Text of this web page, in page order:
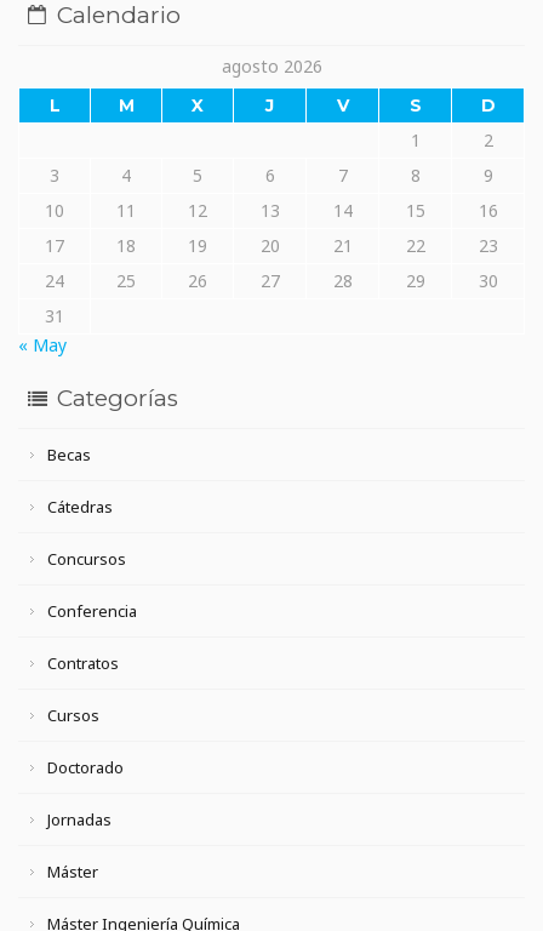
Calendario
agosto 2026
L M X J V S D
1
2
3
4 5 6 7 8
9
10
11 12 13 14 15
16
17
18 19 20 21 22
23
24
25 26 27 28 29
30
31
« May
Categorías
Becas
Cátedras
Concursos
Conferencia
Contratos
Cursos
Doctorado
Jornadas
Máster
Máster Ingeniería Química